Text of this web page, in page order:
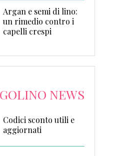
Non voglio essere
Argan e semi di lino:
un rimedio contro i
capelli crespi
NEWS
Codici sconto utili e
aggiornati